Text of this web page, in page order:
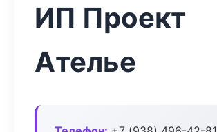
ИП Проект
Ателье